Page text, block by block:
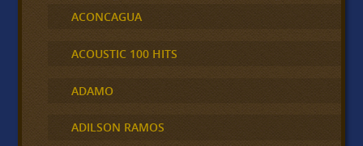
ACONCAGUA
ACOUSTIC 100 HITS
ADAMO
ADILSON RAMOS